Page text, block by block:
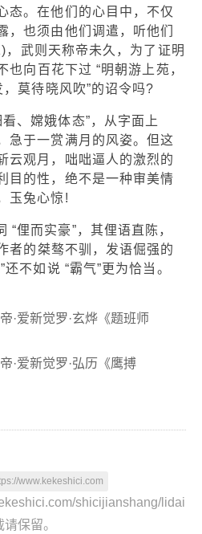
态。在他们的心目中，不仅
，也须由他们调遣，听他们
武则天称帝未久，为了证明
也向百花下过 “明朝游上苑，
莫待晓风吹”的诏令吗?
、嫦娥体态”，从字面上
急于一赏满月的风姿。但这
云观月，咄咄逼人的激烈的
目的性，绝不是一种审美情
玉兔心惊!
“俚而实豪”，其俚语直陈，
者的桀骜不驯，发语倔强的
不如说 “霸气”更为恰当。
·爱新觉罗·玄烨《题班师
·爱新觉罗·弘历《鹰搏
www.kekeshici.com
shicijianshang/lidai
保留。